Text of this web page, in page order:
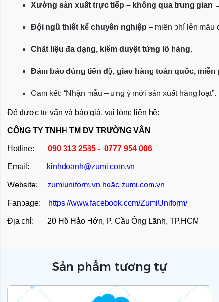
Xưởng sản xuất trực tiếp – không qua trung gian
Đội ngũ thiết kế chuyên nghiệp – miễn phí lên mẫu
Chất liệu đa dạng, kiểm duyệt từng lô hàng.
Đảm bảo đúng tiến độ, giao hàng toàn quốc, miễn
Cam kết: “Nhận mẫu – ưng ý mới sản xuất hàng loạt”.
Để được tư vấn và báo giá, vui lòng liên hệ:
CÔNG TY TNHH TM DV TRƯỜNG VÂN
Hotline: 090 313 2585 - 0777 954 006
Email: kinhdoanh@zumi.com.vn
Website: zumiuniform.vn hoặc zumi.com.vn
Fanpage: https://www.facebook.com/ZumiUniform/
Địa chỉ: 20 Hồ Hảo Hớn, P. Cầu Ông Lãnh, TP.HCM
Sản phẩm tương tự